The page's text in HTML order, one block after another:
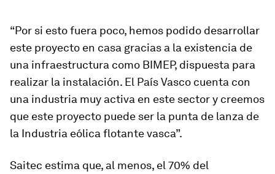
“Por si esto fuera poco, hemos podido desarrollar
este proyecto en casa gracias a la existencia de
una infraestructura como BIMEP, dispuesta para
realizar la instalación. El País Vasco cuenta con
una industria muy activa en este sector y creemos
que este proyecto puede ser la punta de lanza de
la Industria eólica flotante vasca”.
Saitec estima que, al menos, el 70% del